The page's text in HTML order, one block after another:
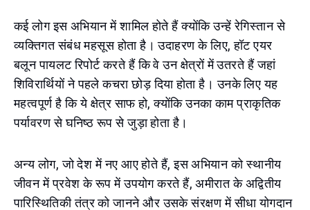
कई लोग इस अभियान में शामिल होते हैं क्योंकि उन्हें रेगिस्तान से
व्यक्तिगत संबंध महसूस होता है। उदाहरण के लिए, हॉट एयर
बलून पायलट रिपोर्ट करते हैं कि वे उन क्षेत्रों में उतरते हैं जहां
शिविरार्थियों ने पहले कचरा छोड़ दिया होता है। उनके लिए यह
महत्वपूर्ण है कि ये क्षेत्र साफ हो, क्योंकि उनका काम प्राकृतिक
पर्यावरण से घनिष्ठ रूप से जुड़ा होता है।
अन्य लोग, जो देश में नए आए होते हैं, इस अभियान को स्थानीय
जीवन में प्रवेश के रूप में उपयोग करते हैं, अमीरात के अद्वितीय
पारिस्थितिकी तंत्र को जानने और उसके संरक्षण में सीधा योगदान